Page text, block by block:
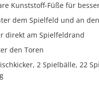
Kunststoff-Füße für
dem Spielfeld und an
direkt am Spielfeldrand
den Toren
2 Spielbälle, 22